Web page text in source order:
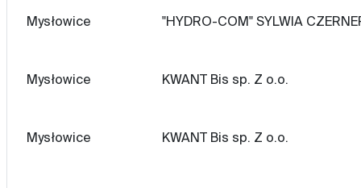
Mysłowice "HYDRO-COM" SYLWIA
Mysłowice KWANT Bis sp. Z o.o.
Mysłowice KWANT Bis sp. Z o.o.